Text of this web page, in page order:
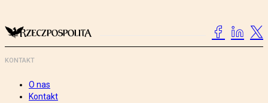
KONTAKT
O nas
Kontakt